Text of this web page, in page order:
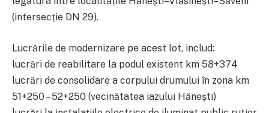
(intersecție DN 29).
Lucrările de modernizare pe acest lot, includ:
lucrări de reabilitare la podul existent km 58+374
lucrări de consolidare a corpului drumului în zona km
51+250 – 52+250 (vecinătatea iazului Hănești)